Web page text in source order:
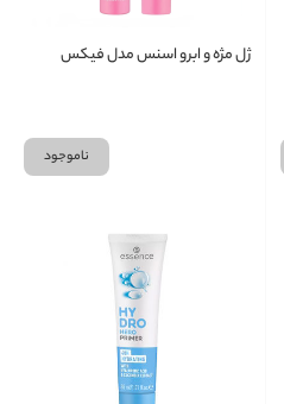
ژل مژه و ابرو اسنس مدل فیکس
ناموجود